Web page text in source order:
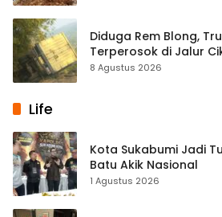
Diduga Rem Blong,
Terperosok di Jalur
Palabuhanratu
8 Agustus 2026
Life
Kota Sukabumi Jadi
Batu Akik Nasional
1 Agustus 2026